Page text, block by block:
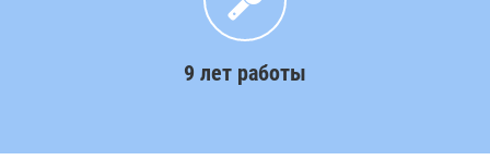
9 лет работы